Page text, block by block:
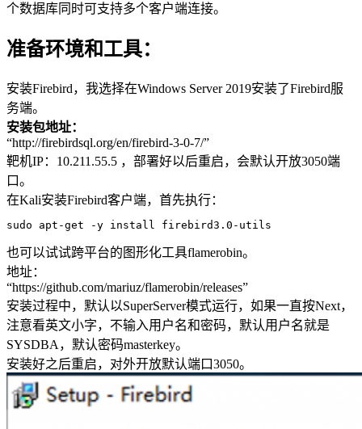
个数据库同时可支持多个客户端连接。
准备环境和工具：
安装Firebird，我选择在Windows Server 2019安装了Firebird服
务端。
安装包地址：
“http://firebirdsql.org/en/firebird-3-0-7/”
靶机IP：10.211.55.5 ，部署好以后重启，会默认开放3050端
口。
在Kali安装Firebird客户端，首先执行：
sudo apt-get -y install firebird3 .0 -utils
也可以试试跨平台的图形化工具flamerobin。
地址：
“https://github.com/mariuz/flamerobin/releases”
安装过程中，默认以SuperServer模式运行，如果一直按Next，
注意看英文小字，不输入用户名和密码，默认用户名就是
SYSDBA，默认密码masterkey。
安装好之后重启，对外开放默认端口3050。